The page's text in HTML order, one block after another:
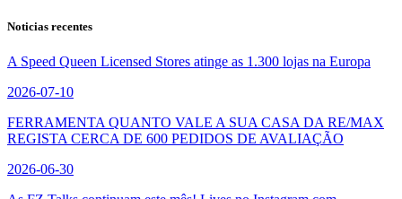
Noticias recentes
A Speed Queen Licensed Stores atinge as 1.300 lojas na Europa
2026-07-10
FERRAMENTA QUANTO VALE A SUA CASA DA RE/MAX
REGISTA CERCA DE 600 PEDIDOS DE AVALIAÇÃO
2026-06-30